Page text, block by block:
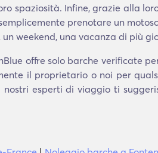
spaziosità. Infine, grazie alla
prenotare un
weekend, una vacanza di più
offre solo barche verificate
il proprietario o noi per
esperti di viaggio ti